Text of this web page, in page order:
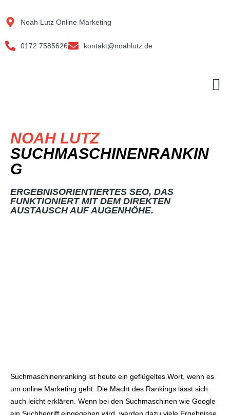
Inhalt
springen
Noah Lutz Online Marketing
0172 7585626 kontakt@noahlutz.de
NOAH LUTZ
SUCHMASCHINENRANKIN
G
ERGEBNISORIENTIERTES SEO, DAS
FUNKTIONIERT MIT DEM DIREKTEN
AUSTAUSCH AUF AUGENHÖHE.
Suchmaschinenranking ist heute ein geflügeltes Wort, wenn es
um online Marketing geht. Die Macht des Rankings lässt sich
auch leicht erklären. Wenn bei den Suchmaschinen wie Google